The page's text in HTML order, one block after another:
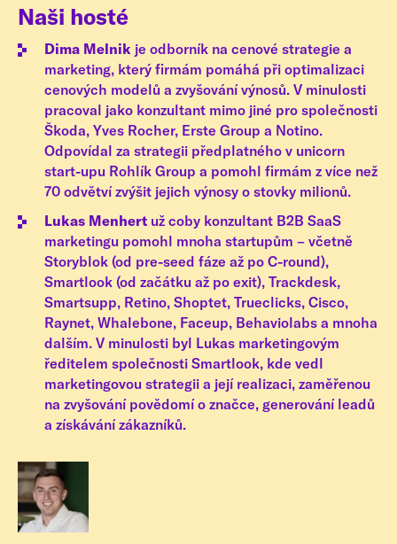
Naši hosté
Dima Melnik je odborník na cenové strategie a
marketing, který firmám pomáhá při optimalizaci
cenových modelů a zvyšování výnosů. V minulosti
pracoval jako konzultant mimo jiné pro společnosti
Škoda, Yves Rocher, Erste Group a Notino.
Odpovídal za strategii předplatného v unicorn
start-upu Rohlík Group a pomohl firmám z více než
70 odvětví zvýšit jejich výnosy o stovky milionů.
Lukas Menhert už coby konzultant B2B SaaS
marketingu pomohl mnoha startupům – včetně
Storyblok (od pre-seed fáze až po C-round),
Smartlook (od začátku až po exit), Trackdesk,
Smartsupp, Retino, Shoptet, Trueclicks, Cisco,
Raynet, Whalebone, Faceup, Behaviolabs a mnoha
dalším. V minulosti byl Lukas marketingovým
ředitelem společnosti Smartlook, kde vedl
marketingovou strategii a její realizaci, zaměřenou
na zvyšování povědomí o značce, generování leadů
a získávání zákazníků.